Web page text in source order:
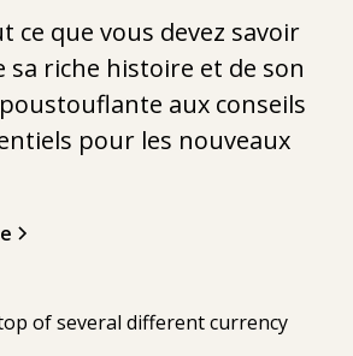
ce que vous devez savoir
sa riche histoire et de son
aux conseils
pour les nouveaux